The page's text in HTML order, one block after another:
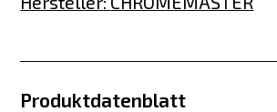
Produktdatenblatt